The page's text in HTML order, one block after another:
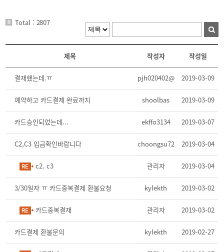
Total : 2807
제목 작성자 작성일
결재했는데.ㅠ pjh020402@ 2019-03-09
예약하고 카드결제 완료까지 shoolbas 2019-03-09
카드승인되었는데... ekffo3134 2019-03-07
C2,C3 입금확인바랍니다 choongsu72 2019-03-04
c2. c3 관리자 2019-03-04
3/30일자 ㅠ 카드중복결제 환불요청 kylekth 2019-03-02
카드중복결재 관리자 2019-03-02
카드결제 환불문의 kylekth 2019-02-27